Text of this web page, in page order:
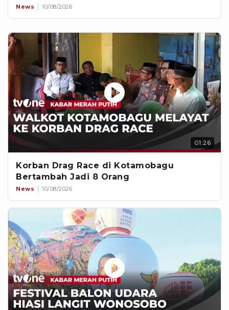
News 10/08/2026
01:26
Korban Drag Race di Kotamobagu
Bertambah Jadi 8 Orang
News 10/08/2026